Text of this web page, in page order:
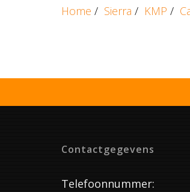
Home / Sierra / KMP /
Contactgegevens
Telefoonnummer: